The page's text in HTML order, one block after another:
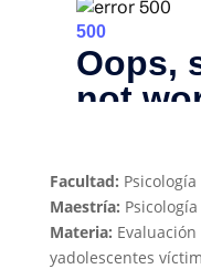
Facultad: Psicología
Maestría:
Materia:
yadolescentes